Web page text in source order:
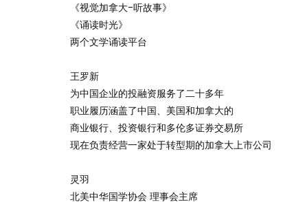
《视觉加拿大-听故事》
《诵读时光》
两个文学诵读平台
王罗新
为中国企业的投融资服务了二十多年
职业履历涵盖了中国、美国和加拿大的
商业银行、投资银行和多伦多证券交易所
现在负责经营一家处于转型期的加拿大上市公司
灵羽
北美中华国学协会 理事会主席